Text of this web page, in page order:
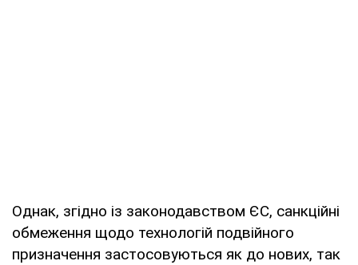
Однак, згідно із законодавством ЄС, санкційні
обмеження щодо технологій подвійного
призначення застосовуються як до нових, так